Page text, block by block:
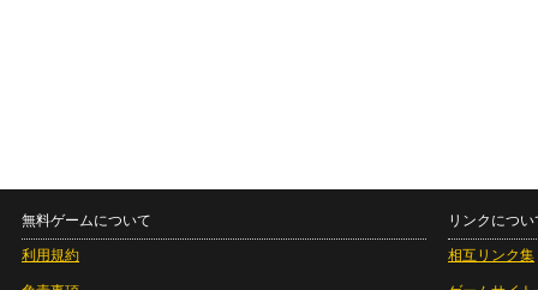
無料ゲームについて
利用規約
リンクについ
相互リンク集